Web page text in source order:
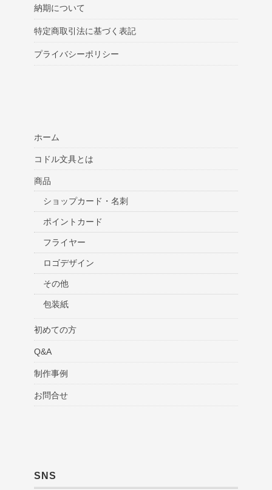
納期について
特定商取引法に基づく表記
プライバシーポリシー
ホーム
コドル文具とは
商品
ショップカード・名刺
ポイントカード
フライヤー
ロゴデザイン
その他
包装紙
初めての方
Q&A
制作事例
お問合せ
SNS